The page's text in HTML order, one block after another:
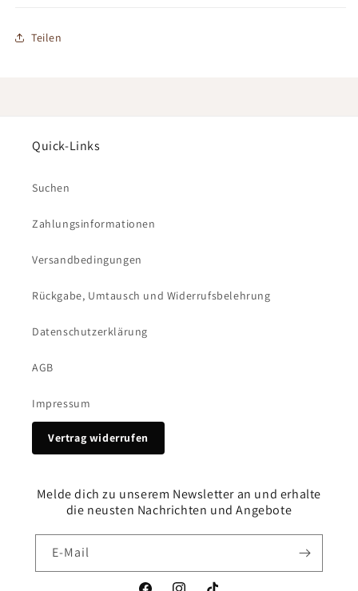
Teilen
Quick-Links
Suchen
Zahlungsinformationen
Versandbedingungen
Rückgabe, Umtausch und Widerrufsbelehrung
Datenschutzerklärung
AGB
Impressum
Vertrag widerrufen
Melde dich zu unserem Newsletter an und erhalte
die neusten Nachrichten und Angebote
E-Mail